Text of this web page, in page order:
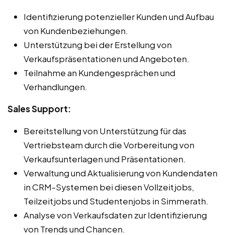
Identifizierung potenzieller Kunden und Aufbau
von Kundenbeziehungen.
Unterstützung bei der Erstellung von
Verkaufspräsentationen und Angeboten.
Teilnahme an Kundengesprächen und
Verhandlungen.
Sales Support:
Bereitstellung von Unterstützung für das
Vertriebsteam durch die Vorbereitung von
Verkaufsunterlagen und Präsentationen.
Verwaltung und Aktualisierung von Kundendaten
in CRM-Systemen bei diesen Vollzeitjobs,
Teilzeitjobs und Studentenjobs in Simmerath.
Analyse von Verkaufsdaten zur Identifizierung
von Trends und Chancen.